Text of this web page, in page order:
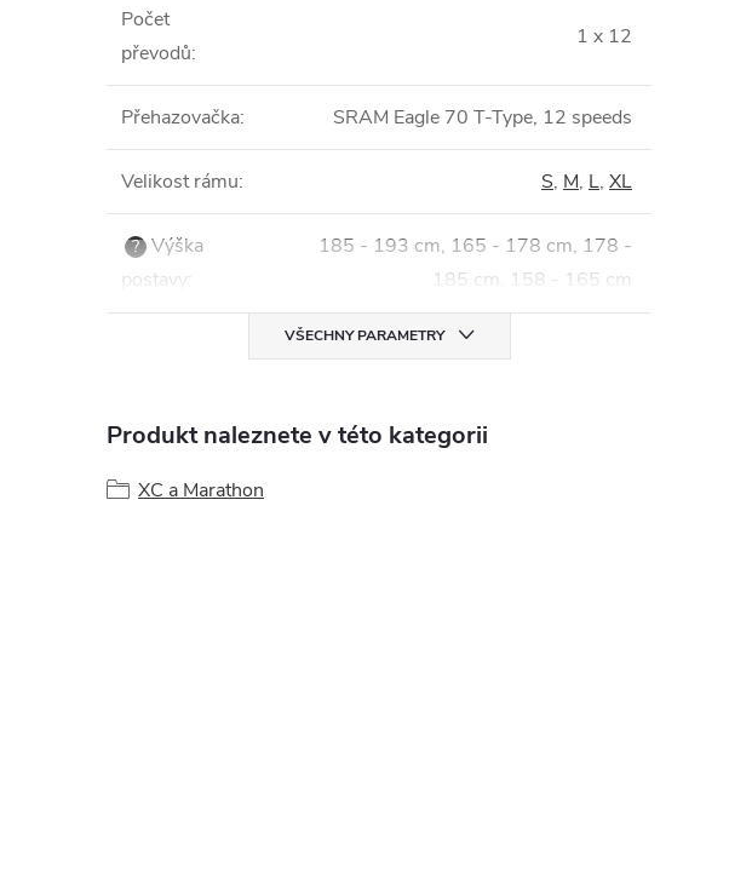
Počet
převodů:
1 x 12
Přehazovačka: SRAM Eagle 70 T-Type, 12 speeds
Velikost rámu: S, M, L, XL
? Výška
postavy:
185 - 193 cm, 165 - 178 cm, 178 -
185 cm, 158 - 165 cm
VŠECHNY PARAMETRY
Produkt naleznete v této kategorii
XC a Marathon